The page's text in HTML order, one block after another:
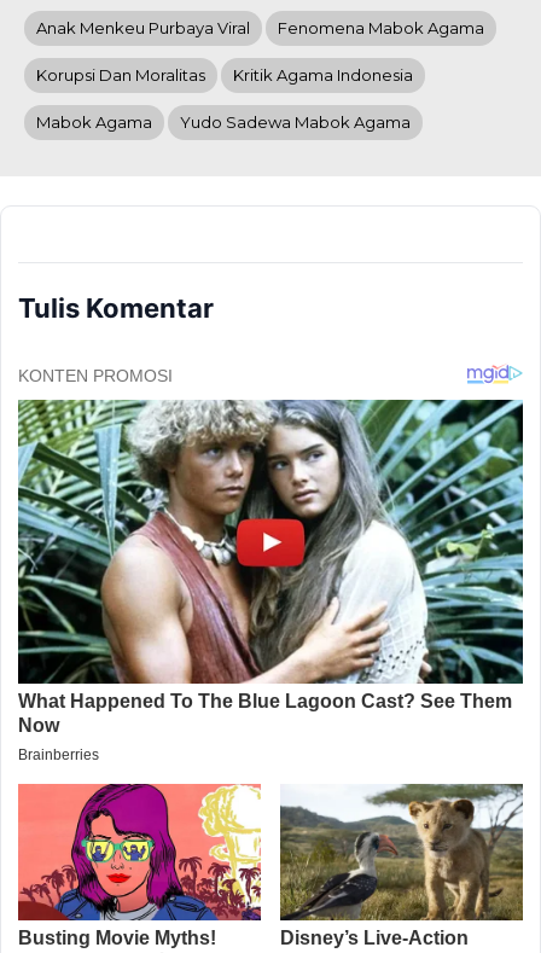
Anak Menkeu Purbaya Viral Fenomena Mabok Agama
Korupsi Dan Moralitas Kritik Agama Indonesia
Mabok Agama Yudo Sadewa Mabok Agama
Tulis Komentar